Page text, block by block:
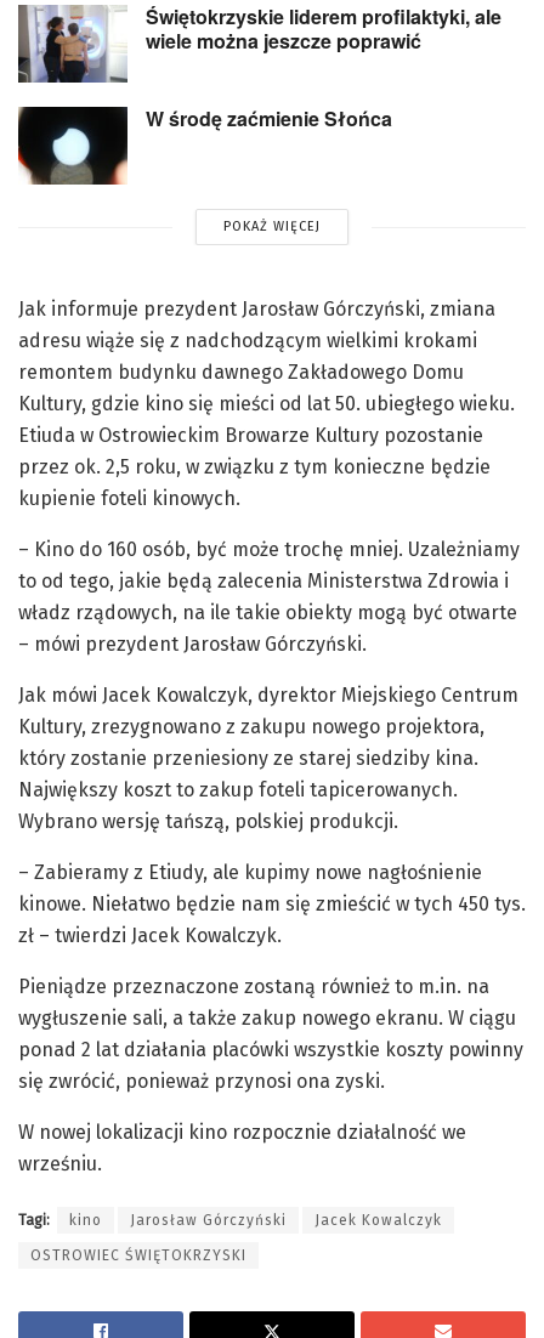
Świętokrzyskie liderem profilaktyki, ale
wiele można jeszcze poprawić
W środę zaćmienie Słońca
POKAŻ WIĘCEJ
Jak informuje prezydent Jarosław Górczyński, zmiana
adresu wiąże się z nadchodzącym wielkimi krokami
remontem budynku dawnego Zakładowego Domu
Kultury, gdzie kino się mieści od lat 50. ubiegłego wieku.
Etiuda w Ostrowieckim Browarze Kultury pozostanie
przez ok. 2,5 roku, w związku z tym konieczne będzie
kupienie foteli kinowych.
– Kino do 160 osób, być może trochę mniej. Uzależniamy
to od tego, jakie będą zalecenia Ministerstwa Zdrowia i
władz rządowych, na ile takie obiekty mogą być otwarte
– mówi prezydent Jarosław Górczyński.
Jak mówi Jacek Kowalczyk, dyrektor Miejskiego Centrum
Kultury, zrezygnowano z zakupu nowego projektora,
który zostanie przeniesiony ze starej siedziby kina.
Największy koszt to zakup foteli tapicerowanych.
Wybrano wersję tańszą, polskiej produkcji.
– Zabieramy z Etiudy, ale kupimy nowe nagłośnienie
kinowe. Niełatwo będzie nam się zmieścić w tych 450 tys.
zł – twierdzi Jacek Kowalczyk.
Pieniądze przeznaczone zostaną również to m.in. na
wygłuszenie sali, a także zakup nowego ekranu. W ciągu
ponad 2 lat działania placówki wszystkie koszty powinny
się zwrócić, ponieważ przynosi ona zyski.
W nowej lokalizacji kino rozpocznie działalność we
wrześniu.
Tagi: kino Jarosław Górczyński Jacek Kowalczyk
OSTROWIEC ŚWIĘTOKRZYSKI